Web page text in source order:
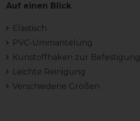
Auf einen Blick
Elastisch
PVC-Ummantelung
Kunstoffhaken zur Befestigung
Leichte Reinigung
Verschiedene Größen